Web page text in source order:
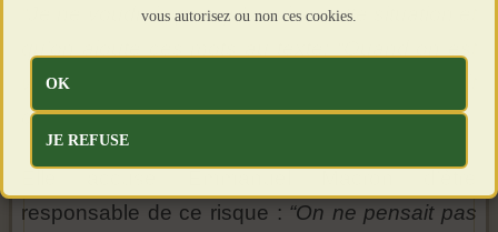
“Je ne voudrais pas qu’on vive cette situation et
venu chercher les Musulmans, je n’ai rien dit
car je n’étais pas Musulman”
responsable de ce risque : “On ne pensait pas
vous autorisez ou non ces cookies.
OK
JE REFUSE